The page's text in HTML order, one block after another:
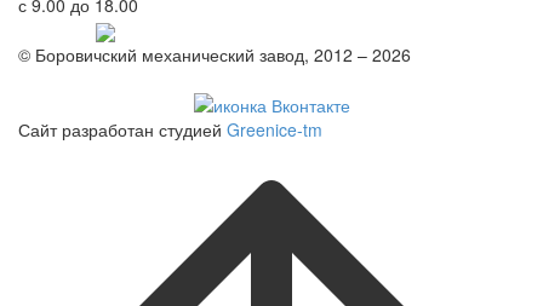
с 9.00 до 18.00
© Боровичский механический завод, 2012 – 2026
Сайт разработан студией Greenice-tm